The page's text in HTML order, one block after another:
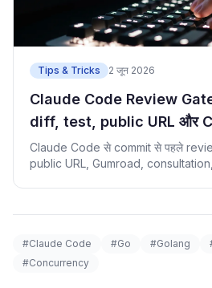
Tips & Tricks 2 जून 2026
Claude Code Review
diff, test, public URL और
Claude Code से commit से पहले
public URL, Gumroad,
#Claude Code #Go #Golang
#Concurrency